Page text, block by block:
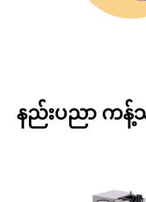
နည်းပညာ ကန့်